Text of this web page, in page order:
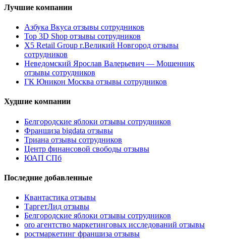
Лучшие компании
Азбука Вкуса отзывы сотрудников
Top 3D Shop отзывы сотрудников
X5 Retail Group г.Великий Новгород отзывы
сотрудников
Неведомский Ярослав Валерьевич — Мошенник
отзывы сотрудников
ГК Юникон Москва отзывы сотрудников
Худшие компании
Белгородские яблоки отзывы сотрудников
Франшиза bigdata отзывы
Триана отзывы сотрудников
Центр финансовой свободы отзывы
ЮАП СПб
Последние добавленные
Квантастика отзывы
ТаргетЛид отзывы
Белгородские яблоки отзывы сотрудников
oro агентство маркетинговых исследований отзывы
ростмаркетинг франшиза отзывы